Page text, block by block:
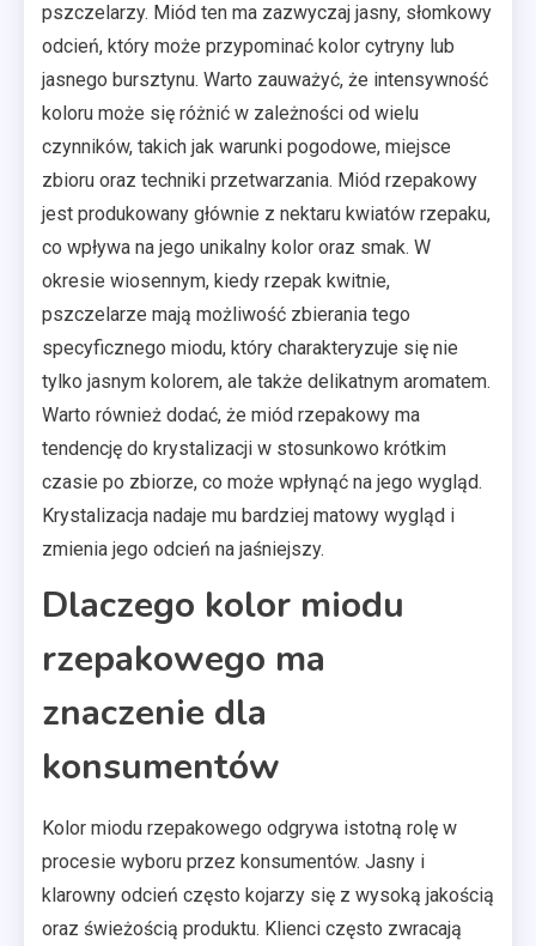
pszczelarzy. Miód ten ma zazwyczaj jasny, słomkowy
odcień, który może przypominać kolor cytryny lub
jasnego bursztynu. Warto zauważyć, że intensywność
koloru może się różnić w zależności od wielu
czynników, takich jak warunki pogodowe, miejsce
zbioru oraz techniki przetwarzania. Miód rzepakowy
jest produkowany głównie z nektaru kwiatów rzepaku,
co wpływa na jego unikalny kolor oraz smak. W
okresie wiosennym, kiedy rzepak kwitnie,
pszczelarze mają możliwość zbierania tego
specyficznego miodu, który charakteryzuje się nie
tylko jasnym kolorem, ale także delikatnym aromatem.
Warto również dodać, że miód rzepakowy ma
tendencję do krystalizacji w stosunkowo krótkim
czasie po zbiorze, co może wpłynąć na jego wygląd.
Krystalizacja nadaje mu bardziej matowy wygląd i
zmienia jego odcień na jaśniejszy.
Dlaczego kolor miodu
rzepakowego ma
znaczenie dla
konsumentów
Kolor miodu rzepakowego odgrywa istotną rolę w
procesie wyboru przez konsumentów. Jasny i
klarowny odcień często kojarzy się z wysoką jakością
oraz świeżością produktu. Klienci często zwracają